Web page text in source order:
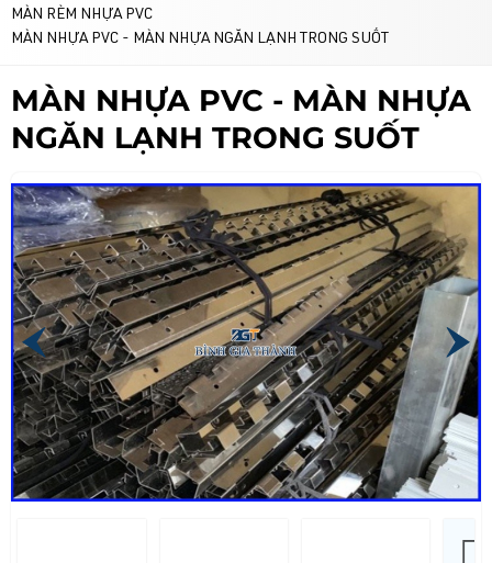
MÀN RÈM NHỰA PVC
MÀN NHỰA PVC - MÀN NHỰA NGĂN LẠNH TRONG SUỐT
MÀN NHỰA PVC - MÀN NHỰA
NGĂN LẠNH TRONG SUỐT